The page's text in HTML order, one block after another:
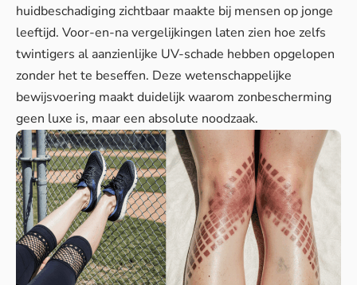
huidbeschadiging zichtbaar maakte bij mensen op jonge
leeftijd. Voor-en-na vergelijkingen laten zien hoe zelfs
twintigers al aanzienlijke UV-schade hebben opgelopen
zonder het te beseffen. Deze wetenschappelijke
bewijsvoering maakt duidelijk waarom zonbescherming
geen luxe is, maar een absolute noodzaak.